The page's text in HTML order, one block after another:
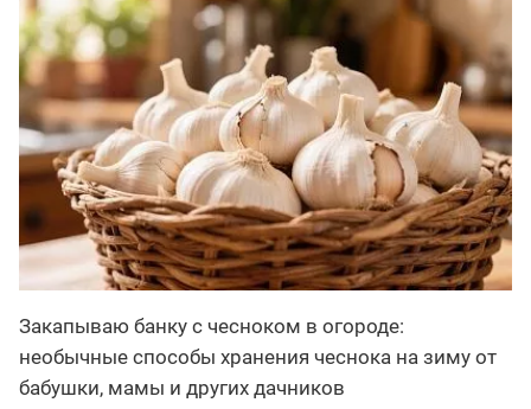
Закапываю банку с чесноком в огороде:
необычные способы хранения чеснока на зиму от
бабушки, мамы и других дачников